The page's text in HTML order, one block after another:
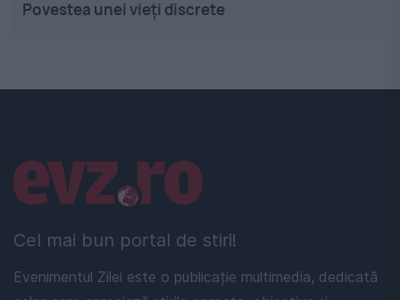
Povestea unei vieți discrete
Cel mai bun portal de stiri!
Evenimentul Zilei este o publicație multimedia, dedicată
Linkuri utile